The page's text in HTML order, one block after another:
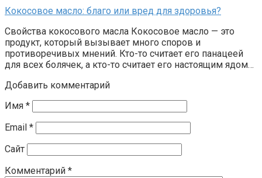
Кокосовое масло: благо или вред для здоровья?
Свойства кокосового масла Кокосовое масло — это
продукт, который вызывает много споров и
противоречивых мнений. Кто-то считает его панацеей
для всех болячек, а кто-то считает его настоящим ядом…
Добавить комментарий
Имя *
Email *
Сайт
Комментарий *